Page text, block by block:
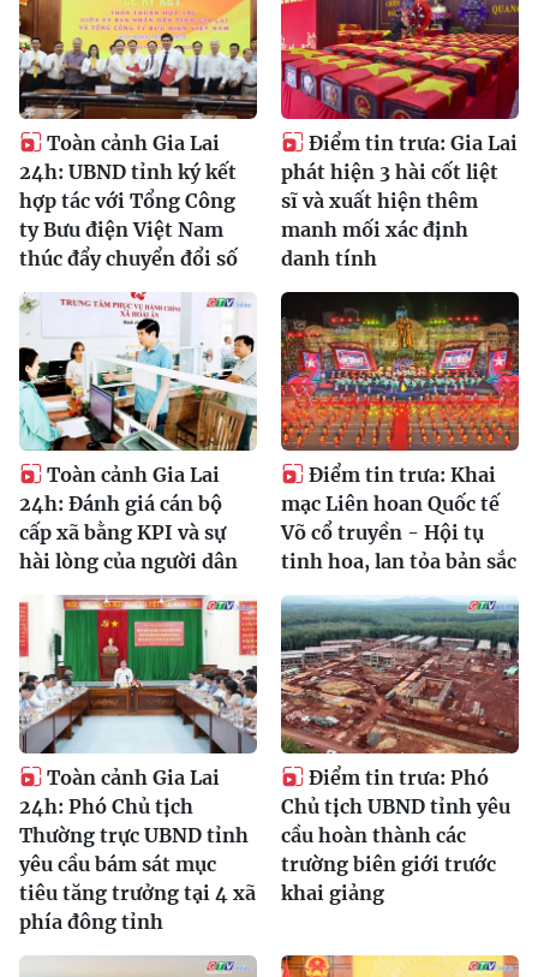
Toàn cảnh Gia Lai
24h: UBND tỉnh ký kết
hợp tác với Tổng Công
ty Bưu điện Việt Nam
thúc đẩy chuyển đổi số
Điểm tin trưa: Gia Lai
phát hiện 3 hài cốt liệt
sĩ và xuất hiện thêm
manh mối xác định
danh tính
Toàn cảnh Gia Lai
24h: Đánh giá cán bộ
cấp xã bằng KPI và sự
hài lòng của người dân
Điểm tin trưa: Khai
mạc Liên hoan Quốc tế
Võ cổ truyền - Hội tụ
tinh hoa, lan tỏa bản sắc
Toàn cảnh Gia Lai
24h: Phó Chủ tịch
Thường trực UBND tỉnh
yêu cầu bám sát mục
tiêu tăng trưởng tại 4 xã
phía đông tỉnh
Điểm tin trưa: Phó
Chủ tịch UBND tỉnh yêu
cầu hoàn thành các
trường biên giới trước
khai giảng